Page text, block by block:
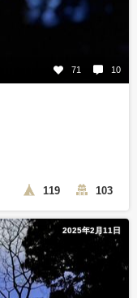
71 10
119 103
2025年2月11日